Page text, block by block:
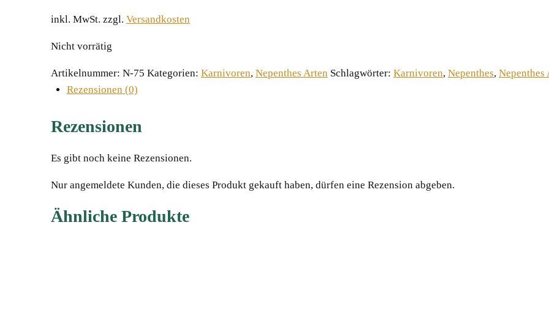
inkl. MwSt. zzgl. Versandkosten
Nicht vorrätig
Artikelnummer: N-75 Kategorien: Karnivoren, Nepenthes Arten Schlagwörter: Karnivoren, Nepenthes, Nepenthes
Rezensionen (0)
Rezensionen
Es gibt noch keine Rezensionen.
Nur angemeldete Kunden, die dieses Produkt gekauft haben, dürfen eine Rezension abgeben.
Ähnliche Produkte